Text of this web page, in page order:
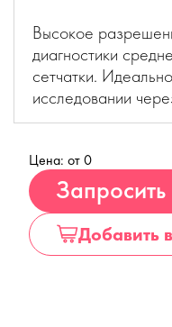
Высокое
диагностики
сетчатки.
исследовании
Цена: от 0
Добавить